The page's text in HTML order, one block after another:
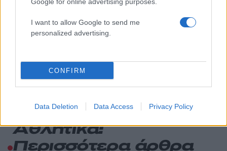
I want to allow Google to send me
personalized advertising.
CONFIRM
Data Deletion Data Access Privacy Policy
ΕΛΑΣ: Ο Αλέξης Δέδες ο πρώτος
Από τα διοικητικά της ΑΕΚ στην πολιτική
σκηνή
10 χρόνια έμαθαν ότι η μπάλα είναι
πορτοκαλί»
Αθλητικά:
Περισσότερα άρθρα